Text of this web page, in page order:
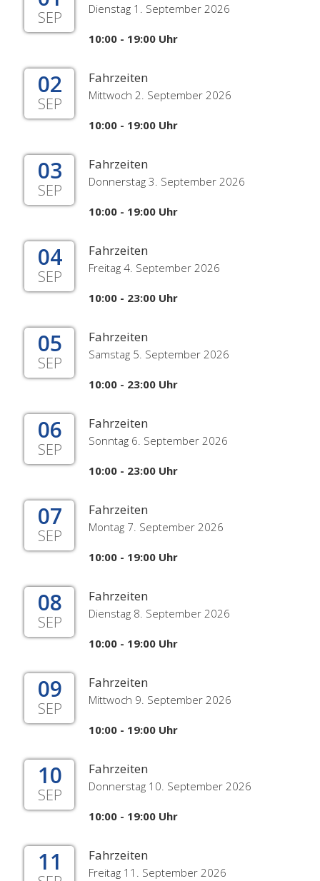
SEP Dienstag 1. September 2026
10:00 - 19:00 Uhr
02
SEP
Fahrzeiten
Mittwoch 2. September 2026
10:00 - 19:00 Uhr
03
SEP
Fahrzeiten
Donnerstag 3. September 2026
10:00 - 19:00 Uhr
04
SEP
Fahrzeiten
Freitag 4. September 2026
10:00 - 23:00 Uhr
05
SEP
Fahrzeiten
Samstag 5. September 2026
10:00 - 23:00 Uhr
06
SEP
Fahrzeiten
Sonntag 6. September 2026
10:00 - 23:00 Uhr
07
SEP
Fahrzeiten
Montag 7. September 2026
10:00 - 19:00 Uhr
08
SEP
Fahrzeiten
Dienstag 8. September 2026
10:00 - 19:00 Uhr
09
SEP
Fahrzeiten
Mittwoch 9. September 2026
10:00 - 19:00 Uhr
10
SEP
Fahrzeiten
Donnerstag 10. September 2026
10:00 - 19:00 Uhr
11 Fahrzeiten
Freitag 11. September 2026